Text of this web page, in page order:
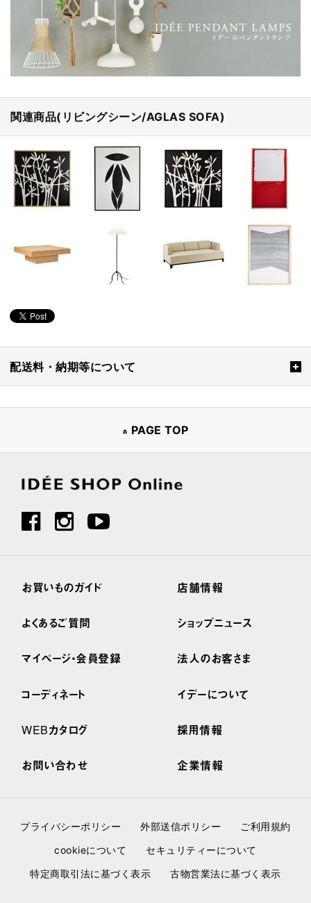
関連商品(リビングシーン/AGLAS SOFA)
配送料・納期等について
PAGE TOP
お買いものガイド
よくあるご質問
マイページ・会員登録
コーディネート
WEBカタログ
お問い合わせ
店舗情報
ショップニュース
法人のお客さま
イデーについて
採用情報
企業情報
プライバシーポリシー 外部送信ポリシー
ご利用規約
cookieについて
セキュリティーについて
特定商取引法に基づく表示
古物営業法に基づく表示